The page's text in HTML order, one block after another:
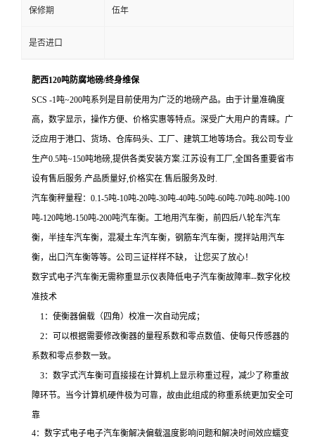
保修期 伍年
是否进口
肥西120吨防腐地磅/终身维保
SCS -1吨~200吨系列是目前使用为广泛的地磅产品。由于计量准确度
高，数字显示，操作方便、价格实惠等特点。深受广大用户的青睐。广
泛应用于港口、货场、仓库码头、工厂、建筑工地等场合。我公司专业
生产0.5吨~150吨地磅,提供各类安装方案.江苏设有工厂,全国各重要省市
设有售后服务.产品质量好,价格实在.售后服务及时.
汽车衡秤量程：0.1-5吨-10吨-20吨-30吨-40吨-50吨-60吨-70吨-80吨-100
吨-120吨地-150吨-200吨汽车衡。工地用汽车衡，前四后八轮车汽车
衡，半挂车汽车衡，混凝土车汽车衡，钢筋车汽车衡，搅拌站用汽车
衡，出口汽车衡等等。公司三证样样不缺， 让您买了放心！
数字式电子汽车衡无需称重显示仪表降低电子汽车衡故障率--数字化校
准技术
1：使衡器偏载（四角）校准一次自动完成；
2：可以根据需要修改衡器的量程系数和零点数值、使每只传感器的
系数和零点参数一致。
3：数字式汽车衡可直接接在计算机上显示称重过程，减少了称重故
障环节。当今计算机硬件极为可靠，故由此组成的称重系统更加安全可
靠
4：数字式电子电子汽车衡解决偏载温度影响问题和解决时间效应蠕变